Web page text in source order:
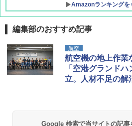
Amazonランキングを
BUNDOK(バンド
-08EX カーキ ソ
レーム テント
￥14,800
GRANDOOR ス
編集部のおすすめ記事
航空
航空機の地上作業
「空港グランド
立。人材不足の解
Google 検索で当サイトの記事